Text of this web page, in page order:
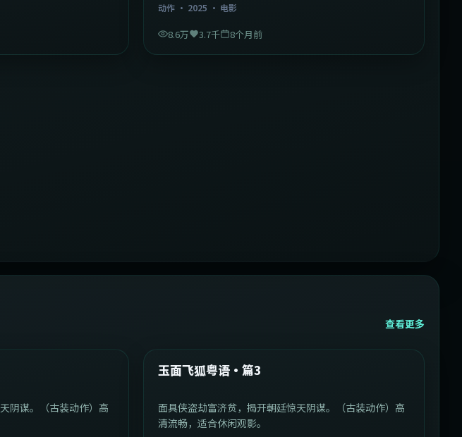
动作· 2025 · 电影
8.6万 3.7千 8个月前
查看更多
阴谋。（古装动作）高
最新
1:07:39
玉面飞狐粤语·篇3
面具侠盗劫富济贫，揭开朝廷惊天阴谋。（古装动作）高
清流畅，适合休闲观影。